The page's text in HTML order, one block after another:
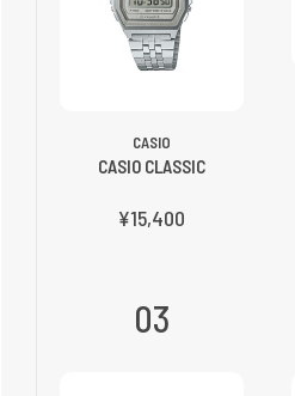
CASIO
CASIO CLASSIC
¥15,400
03